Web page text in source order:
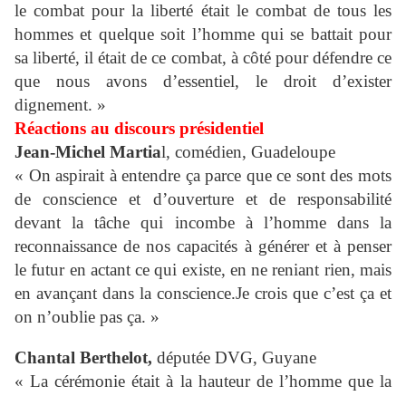
le combat pour la liberté était le combat de tous les
hommes et quelque soit l’homme qui se battait pour
sa liberté, il était de ce combat, à côté pour défendre ce
que nous avons d’essentiel, le droit d’exister
dignement. »
Réactions au discours présidentiel
Jean-Michel Martial, comédien, Guadeloupe
« On aspirait à entendre ça parce que ce sont des mots
de conscience et d’ouverture et de responsabilité
devant la tâche qui incombe à l’homme dans la
reconnaissance de nos capacités à générer et à penser
le futur en actant ce qui existe, en ne reniant rien, mais
en avançant dans la conscience.Je crois que c’est ça et
on n’oublie pas ça. »
Chantal Berthelot, députée DVG, Guyane
« La cérémonie était à la hauteur de l’homme que la